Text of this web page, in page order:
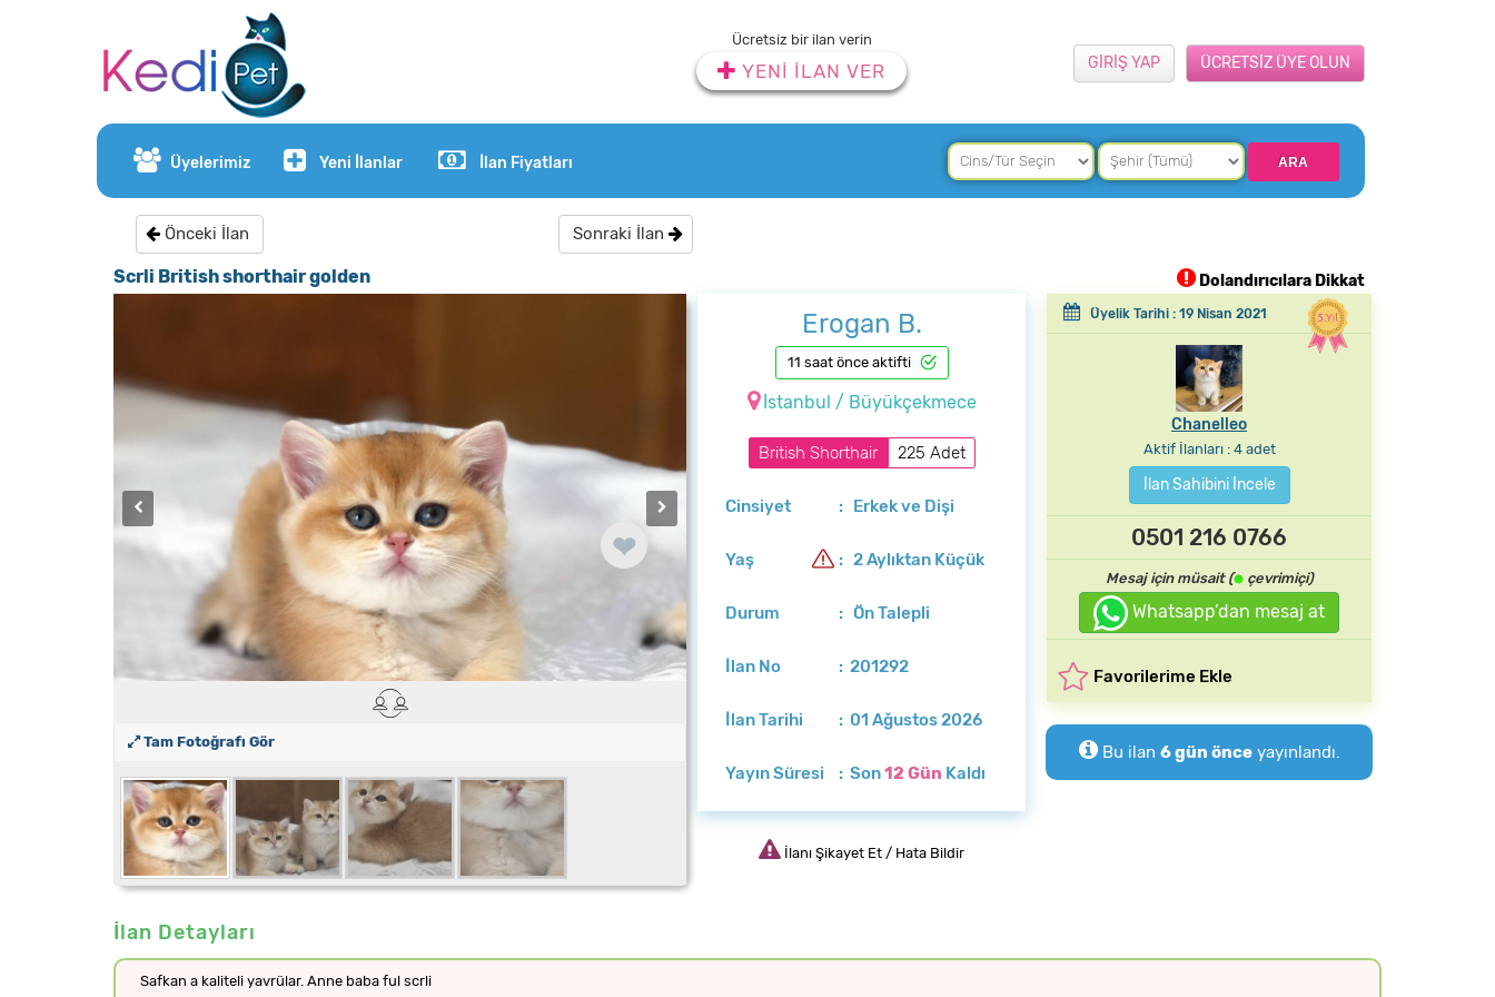
Ücretsiz bir ilan verin
YENİ İLAN VER ÜCRETSİZ ÜYE OLUN
GİRİŞ YAP
Üyelerimiz Yeni İlanlar İlan Fiyatları
Önceki İlan Sonraki İlan
Scrli British shorthair golden Dolandırıcılara Dikkat
❤
Tam Fotoğrafı Gör
Erogan B.
11 saat önce aktifti
İstanbul / Büyükçekmece
British Shorthair 225 Adet
Cinsiyet : Erkek ve Dişi
Yaş : 2 Aylıktan Küçük
Durum : Ön Talepli
İlan No : 201292
İlan Tarihi : 01 Ağustos 2026
Yayın Süresi : Son12 Gün Kaldı
İlanı Şikayet Et / Hata Bildir
Üyelik Tarihi : 19 Nisan 2021
Chanelleo
Aktif İlanları : 4 adet
İlan Sahibini İncele
0501 216 0766
Mesaj için müsait ( çevrimiçi)
Whatsapp’dan mesaj at
Favorilerime Ekle
Bu ilan 6 gün önceyayınlandı.
İlan Detayları
Safkan a kaliteli yavrülar. Anne baba ful scrli